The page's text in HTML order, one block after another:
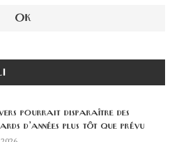
pourrait disparaître des
d’années plus tôt que prévu